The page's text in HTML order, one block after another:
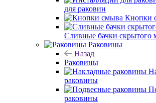
для раковин
Кнопки
Сливные бачки скрытого
Раковины
Назад
Раковины
раковины
раковины